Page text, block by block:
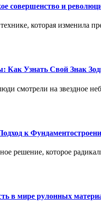
совершенство и
которая изменила
Как Узнать Свой Знак
смотрели на звездное
к
решение, которое
в мире рулонных